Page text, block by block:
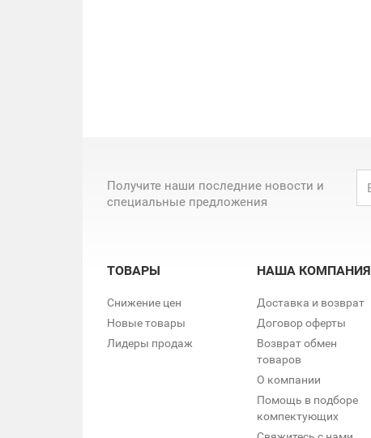
Получите наши последние новости и
специальные предложения
ТОВАРЫ
Снижение цен
Новые товары
Лидеры продаж
НАША КОМПАНИЯ
Доставка и возврат
Договор оферты
Возврат обмен
товаров
О компании
Помощь в подборе
компектующих